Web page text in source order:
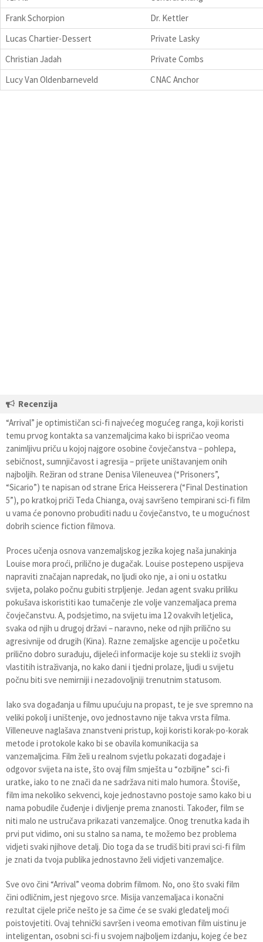
Frank Schorpion
Dr. Kettler
Lucas Chartier-Dessert
Private Lasky
Christian Jadah
Private Combs
Lucy Van Oldenbarneveld
CNAC Anchor
Recenzija
“Arrival” je optimističan sci-fi najvećeg mogućeg ranga, koji koristi
temu prvog kontakta sa vanzemaljcima kako bi ispričao veoma
zanimljivu priču u kojoj najgore osobine čovječanstva – pohlepa,
sebičnost, sumnjičavost i agresija – prijete uništavanjem onih
najboljih. Režiran od strane Denisa Vileneuvea (“Prisoners”,
“Sicario”) te napisan od strane Erica Heisserera (“Final Destination
5”), po kratkoj priči Teda Chianga, ovaj savršeno tempirani sci-fi film
u vama će ponovno probuditi nadu u čovječanstvo, te u mogućnost
dobrih science fiction filmova.
Proces učenja osnova vanzemaljskog jezika kojeg naša junakinja
Louise mora proći, prilično je dugačak. Louise postepeno uspijeva
napraviti značajan napredak, no ljudi oko nje, a i oni u ostatku
svijeta, polako počnu gubiti strpljenje. Jedan agent svaku priliku
pokušava iskoristiti kao tumačenje zle volje vanzemaljaca prema
čovječanstvu. A, podsjetimo, na svijetu ima 12 ovakvih letjelica,
svaka od njih u drugoj državi – naravno, neke od njih prilično su
agresivnije od drugih (Kina). Razne zemaljske agencije u početku
prilično dobro surađuju, dijeleći informacije koje su stekli iz svojih
vlastitih istraživanja, no kako dani i tjedni prolaze, ljudi u svijetu
počnu biti sve nemirniji i nezadovoljniji trenutnim statusom.
Iako sva događanja u filmu upućuju na propast, te je sve spremno na
veliki pokolj i uništenje, ovo jednostavno nije takva vrsta filma.
Villeneuve naglašava znanstveni pristup, koji koristi korak-po-korak
metode i protokole kako bi se obavila komunikacija sa
vanzemaljcima. Film želi u realnom svjetlu pokazati događaje i
odgovor svijeta na iste, što ovaj film smješta u “ozbiljne” sci-fi
uratke, iako to ne znači da ne sadržava niti malo humora. Štoviše,
film ima nekoliko sekvenci, koje jednostavno postoje samo kako bi u
nama pobudile čuđenje i divljenje prema znanosti. Također, film se
niti malo ne ustručava prikazati vanzemaljce. Onog trenutka kada ih
prvi put vidimo, oni su stalno sa nama, te možemo bez problema
vidjeti svaki njihove detalj. Dio toga da se trudiš biti pravi sci-fi film
je znati da tvoja publika jednostavno želi vidjeti vanzemaljce.
Sve ovo čini “Arrival” veoma dobrim filmom. No, ono što svaki film
čini odličnim, jest njegovo srce. Misija vanzemaljaca i konačni
rezultat cijele priče nešto je sa čime će se svaki gledatelj moći
poistovjetiti. Ovaj tehnički savršen i veoma emotivan film uistinu je
inteligentan, osobni sci-fi u svojem najboljem izdanju, kojeg će bez